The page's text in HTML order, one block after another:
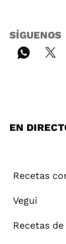
SÍGUENOS
EN
Recetas
Vegui
Recetas